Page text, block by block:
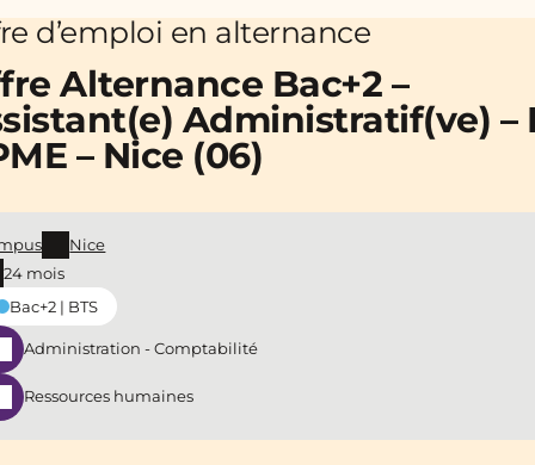
d’emploi en alternance
Alternance Bac+2 –
Administratif(ve) –
– Nice (06)
Nice
24 mois
Bac+2 | BTS
Administration - Comptabilité
Ressources humaines